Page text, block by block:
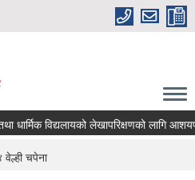
धार्मिक विद्यलायको लेखापरिक्षणको लागि
चपेना